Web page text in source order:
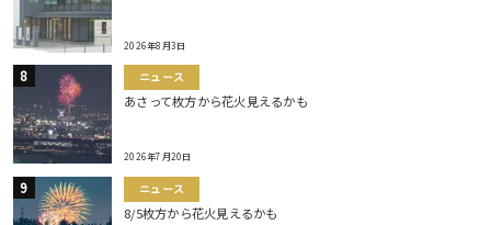
2026年8月3日
ニュース
あさって枚方から花火見えるかも
2026年7月20日
ニュース
8/5枚方から花火見えるかも